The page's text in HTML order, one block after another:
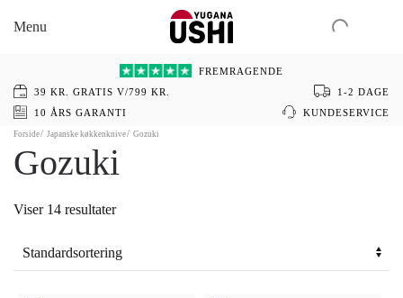
hovedindhold
Menu
FREMRAGENDE
39 KR. GRATIS V/799 KR.
1-2 DAGE
10 ÅRS GARANTI
KUNDESERVICE
Forside Japanske køkkenknive Gozuki
Gozuki
Viser 14 resultater